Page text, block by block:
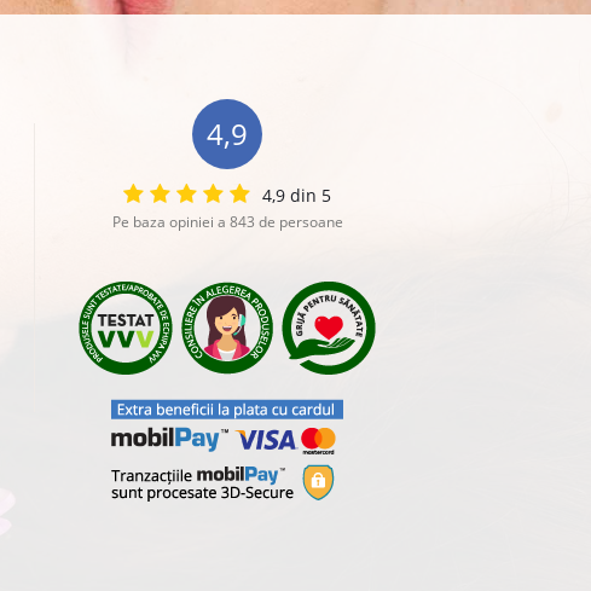
4,9
4,9 din 5
Pe baza opiniei a 843 de persoane